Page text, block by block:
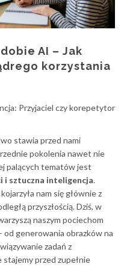
AI – Jak
korzystania
Przyjaciel czy korepetytor
stawia przed nami
pokolenia nawet nie
palących tematów jest
i sztuczna inteligencja.
nam się głównie z
przyszłością. Dziś, w
naszym pociechom
od generowania obrazków na
zadań z
przed zupełnie